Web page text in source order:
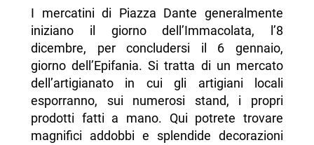
I mercatini di Piazza Dante generalmente
iniziano il giorno dell’Immacolata, l’8
dicembre, per concludersi il 6 gennaio,
giorno dell’Epifania. Si tratta di un mercato
dell’artigianato in cui gli artigiani locali
esporranno, sui numerosi stand, i propri
prodotti fatti a mano. Qui potrete trovare
magnifici addobbi e splendide decorazioni